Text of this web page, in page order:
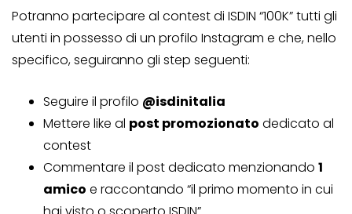
Potranno partecipare al contest di ISDIN “100K” tutti gli
utenti in possesso di un profilo Instagram e che, nello
specifico, seguiranno gli step seguenti:
Seguire il profilo @isdinitalia
Mettere like al post promozionato dedicato al
contest
Commentare il post dedicato menzionando 1
amico e raccontando “il primo momento in cui